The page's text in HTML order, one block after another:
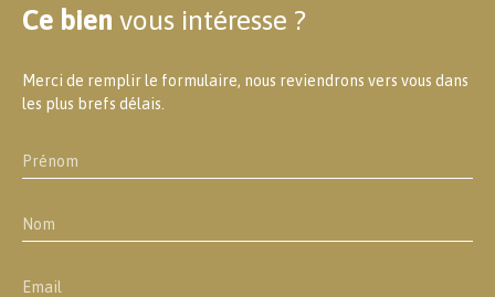
Ce bien vous intéresse ?
Merci de remplir le formulaire, nous reviendrons vers vous dans
les plus brefs délais.
Prénom
Nom
Email